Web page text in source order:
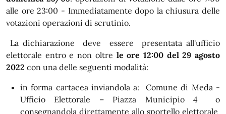
alle ore 23:00 - Immediatamente dopo la chiusura delle
votazioni operazioni di scrutinio.
La dichiarazione deve essere presentata all'ufficio
elettorale entro e non oltre le ore 12:00 del 29 agosto
2022 con una delle seguenti modalità:
in forma cartacea inviandola a: Comune di Meda -
Ufficio Elettorale – Piazza Municipio 4 o
consegnandola direttamente allo sportello elettorale